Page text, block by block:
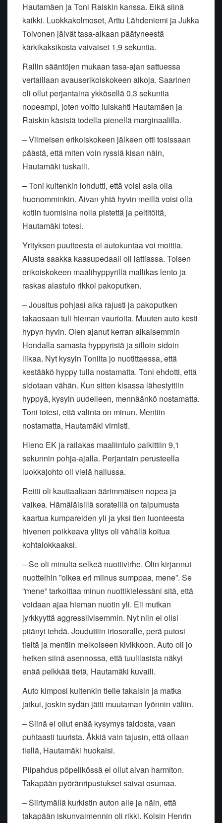
Hautamäen ja Toni Raiskin kanssa. Eikä siinä
kaikki. Luokkakolmoset, Arttu Lähdeniemi ja Jukka
Toivonen jäivät tasa-aikaan päätyneestä
kärkikaksikosta vaivaiset 1,9 sekuntia.
Rallin sääntöjen mukaan tasa-ajan sattuessa
vertaillaan avauserikoiskokeen aikoja. Saarinen
oli ollut perjantaina ykkösellä 0,3 sekuntia
nopeampi, joten voitto luiskahti Hautamäen ja
Raiskin käsistä todella pienellä marginaalilla.
– Viimeisen erikoiskokeen jälkeen otti tosissaan
päästä, että miten voin ryssiä kisan näin,
Hautamäki tuskaili.
– Toni kuitenkin lohdutti, että voisi asia olla
huonomminkin. Aivan yhtä hyvin meillä voisi olla
kotiin tuomisina nolla pistettä ja peltitöitä,
Hautamäki totesi.
Yrityksen puutteesta ei autokuntaa voi moittia.
Alusta saakka kaasupedaali oli lattiassa. Toisen
erikoiskokeen maalihyppyrillä mallikas lento ja
raskas alastulo rikkoi pakoputken.
– Jousitus pohjasi aika rajusti ja pakoputken
takaosaan tuli hieman vaurioita. Muuten auto kesti
hypyn hyvin. Olen ajanut kerran aikaisemmin
Hondalla samasta hyppyristä ja silloin sidoin
liikaa. Nyt kysyin Tonilta jo nuotittaessa, että
kestääkö hyppy tulla nostamatta. Toni ehdotti, että
sidotaan vähän. Kun sitten kisassa lähestyttiin
hyppyä, kysyin uudelleen, mennäänkö nostamatta.
Toni totesi, että valinta on minun. Mentiin
nostamatta, Hautamäki virnisti.
Hieno EK ja railakas maaliintulo palkittiin 9,1
sekunnin pohja-ajalla. Perjantain perusteella
luokkajohto oli vielä hallussa.
Reitti oli kauttaaltaan äärimmäisen nopea ja
vaikea. Hämäläisillä sorateillä on taipumusta
kaartua kumpareiden yli ja yksi tien luonteesta
hivenen poikkeava ylitys oli vähällä koitua
kohtalokkaaksi.
– Se oli minulta selkeä nuottivirhe. Olin kirjannut
nuotteihin ”oikea eri miinus sumppaa, mene”. Se
”mene” tarkoittaa minun nuottikielessäni sitä, että
voidaan ajaa hieman nuotin yli. Eli mutkan
jyrkkyyttä aggressiivisemmin. Nyt niin ei olisi
pitänyt tehdä. Jouduttiin irtosoralle, perä putosi
tieltä ja mentiin melkoiseen kivikkoon. Auto oli jo
hetken siinä asennossa, että tuulilasista näkyi
enää pelkkää tietä, Hautamäki kuvaili.
Auto kimposi kuitenkin tielle takaisin ja matka
jatkui, joskin sydän jätti muutaman lyönnin väliin.
– Siinä ei ollut enää kysymys taidosta, vaan
puhtaasti tuurista. Äkkiä vain tajusin, että ollaan
tiellä, Hautamäki huokaisi.
Piipahdus pöpelikössä ei ollut aivan harmiton.
Takapään pyöränripustukset saivat osumaa.
– Siirtymällä kurkistin auton alle ja näin, että
takapään iskunvaimennin oli rikki. Kolsin Henrin